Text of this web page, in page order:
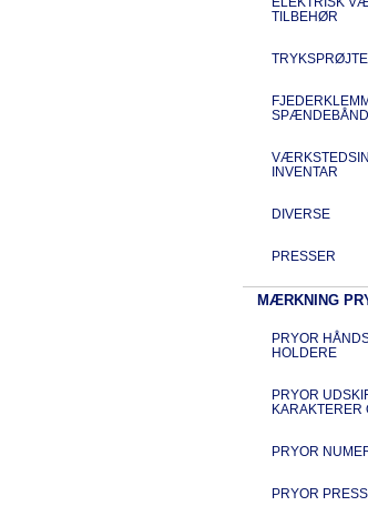
TILBEHØR
SPÆNDEBÅND
INVENTAR
DIVERSE
PRESSER
MÆRKNING
PRYOR
HOLDERE
PRYOR
KARAKTERER
PRYOR
PRYOR